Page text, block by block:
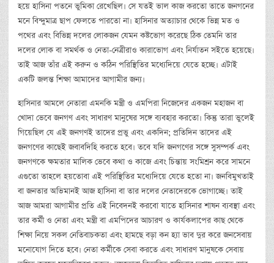
হয়ে হাসিনা পতনে ভুমিকা রেখেছিল। সে যতই ভাল কাজ করতো তাতে জনগনের
মনে বিন্দুমাত্র ছাপ ফেলতে পারতো না। হাসিনার অত্যাচার থেকে ভিন্ন মত ও
পথের এবং বিভিন্ন দলের লোকজন যেমন কষ্টভোগ করেছে ঠিক তেমনি তার
দলের লোক বা সমর্থক ও নেতা-নেত্রীরাও কারাভোগ এবং নির্যাতন সইতে হয়েছে।
তাই আজ তাঁর এই করুন ও কঠিন পরিস্থিতির মধ্যেদিয়ে যেতে হচ্ছে। এটাই
একটি জলন্ত শিক্ষা আমাদের আগামীর জন্য।
হাসিনার আমলে নেতারা এমনকি মন্ত্রী ও এমপিরা নিজেদের একজন মহাজন বা
খোদা ভেবে জনগণ এবং সাধারণ মানুষের সঙ্গে ব্যবহার করতো। কিন্তু তারা ভুলেই
গিয়েছিল যে এই জনগণই তাদের প্রভু এবং একদিন; প্রতিদিন তাদের এই
জনগণের কাছেই জবাবদিহি করতে হবে। তবে যদি জনগণের সঙ্গে সুসম্পর্ক এবং
জনগণকে ক্ষমতার মালিক ভেবে কথা ও কাজে এবং চিন্তায় সংমিশ্রন করে সামনে
এগুতো তাহলে হয়তোবা এই পরিস্থিতির মধ্যেদিয়ে যেতে হতো না। জনবিমুখতাই
বা জনতার অভিমানই আজ হাসিনা বা তার দলের নেতাদেরকে ভোগাচ্ছে। তাই
আজ আমরা আগামীর প্রতি এই নিবেদনই করবো যাতে হাসিনার শাষন ব্যবস্থা এবং
তার কর্মী ও নেতা এবং মন্ত্রী বা এমপিদের আচারণ ও কার্যকলাপের কাছ থেকে
শিক্ষা নিয়ে সকল নেতিবাচকতা এবং হামছে বড়া কন হ্যা ভাব দুর করে জনসেবায়
মনোযোগ দিতে হবে। নেতা কর্মীকে সেবা করতে এবং সাধারণ মানুষকে সেবায়